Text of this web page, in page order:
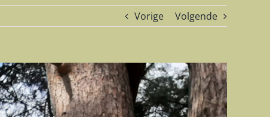
Vorige Volgende